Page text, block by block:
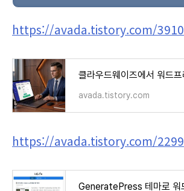
https://avada.tistory.com/3910
avada.tistory.com
https://avada.tistory.com/2299